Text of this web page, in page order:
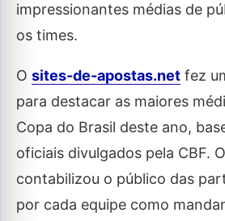
impressionantes médias de
os times.
O sites-de-apostas.net fez
para destacar as maiores
Copa do Brasil deste ano,
oficiais divulgados pela CBF.
contabilizou o público das
por cada equipe como